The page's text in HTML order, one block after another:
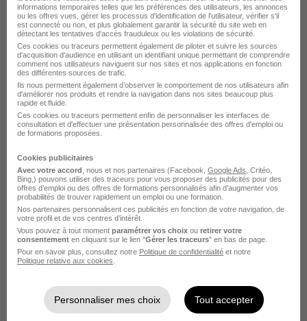
A propos de nous
Adecco Medical est un acteur majeur des solutions
emploi des professionnels de la santé. Nous intervenons
dans les secteurs du sanitaire, du médico-social, du
bloc, de la rééducation, de la santé au travail, de la
pharmacie, de la santé mentale, du libéral, de la petite
enfance, de l'handicap et du social. Dans nos 95
agences en France et Outre-mer, nos collaborateurs
développent avec les professionnels de santé une
relation de confiance et de proximité pour accompagner
au mieux leur carrière et leur formation.
Nous proposons des contrats en CDI, CDD, intérim,
vacation, libéral, CDI intérimaire et CDI apprenant.
informations temporaires telles que les préférences des utilisateurs, les annonces
ou les offres vues, gérer les processus d'identification de l'utilisateur, vérifier s'il
est connecté ou non, et plus globalement garantir la sécurité du site web en
détectant les tentatives d'accès frauduleux ou les violations de sécurité.
Ces cookies ou traceurs permettent également de piloter et suivre les sources
d'acquisition d'audience en utilisant un identifiant unique permettant de comprendre
comment nos utilisateurs naviguent sur nos sites et nos applications en fonction
des différentes sources de trafic.
Ils nous permettent également d’observer le comportement de nos utilisateurs afin
d'améliorer nos produits et rendre la navigation dans nos sites beaucoup plus
rapide et fluide.
Ces cookies ou traceurs permettent enfin de personnaliser les interfaces de
consultation et d'effectuer une présentation personnalisée des offres d'emploi ou
de formations proposées.
Cookies publicitaires
Avec votre accord , nous et nos partenaires (Facebook, Google Ads , Critéo,
Bing,) pouvons utiliser des traceurs pour vous proposer des publicités pour des
offres d’emploi ou des offres de formations personnalisés afin d’augmenter vos
probabilités de trouver rapidement un emploi ou une formation.
Nos partenaires personnalisent ces publicités en fonction de votre navigation, de
votre profil et de vos centres d’intérêt.
Vous pouvez à tout moment paramétrer vos choix ou retirer votre
consentement en cliquant sur le lien "Gérer les traceurs" en bas de page.
Pour en savoir plus, consultez notre Politique de confidentialité et notre
Politique relative aux cookies
Personnaliser mes choix Tout accepter